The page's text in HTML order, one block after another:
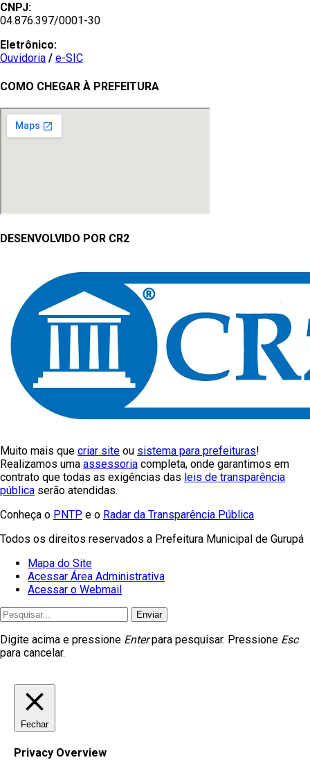
CNPJ:
04.876.397/0001-30
Eletrônico:
Ouvidoria / e-SIC
COMO CHEGAR À PREFEITURA
DESENVOLVIDO POR CR2
Muito mais que criar site ou sistema para prefeituras!
Realizamos uma assessoria completa, onde garantimos em
contrato que todas as exigências das leis de transparência
pública serão atendidas.
Conheça o PNTP e o Radar da Transparência Pública
Todos os direitos reservados a Prefeitura Municipal de Gurupá
Mapa do Site
Acessar Área Administrativa
Acessar o Webmail
Enviar
Digite acima e pressione Enterpara pesquisar. Pressione Esc
para cancelar.
Fechar
Privacy Overview